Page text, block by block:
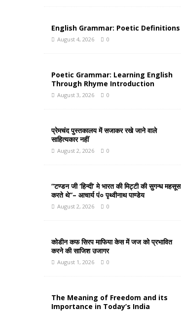
English Grammar: Poetic Definitions
August 4, 2026 0
Poetic Grammar: Learning English
Through Rhyme Introduction
August 3, 2026 0
प्रेमचंद पुस्तकालय में सजाकर रखे जाने वाले
साहित्यकार नहीं
August 2, 2026 0
“टण्डन जी ‘हिन्दी’ मे भारत की मिट्टी की सुगन्ध महसूस
करते थे”– आचार्य पं० पृथ्वीनाथ पाण्डेय
August 2, 2026 0
कोडीन कफ सिरप माफिया केस में जज को प्रभावित
करने की साजिश उजागर
August 1, 2026 0
The Meaning of Freedom and its
Importance in Today’s India